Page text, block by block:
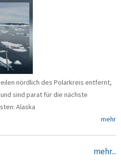
nördlich des Polarkreis entfernt,
sind parat für die nächste
Alaska
mehr
mehr...